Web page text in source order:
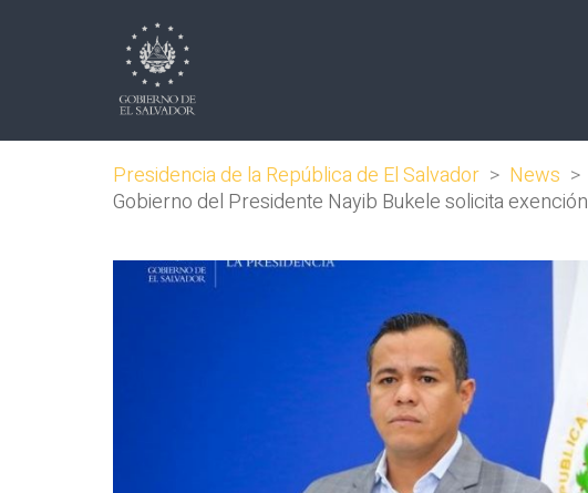
Presidencia de la República de El Salvador > News >
Gobierno del Presidente Nayib Bukele solicita